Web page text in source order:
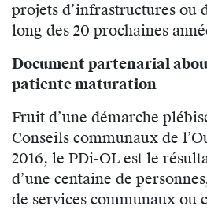
projets d’infrastructures ou
long des 20 prochaines
Document partenarial
patiente maturation
Fruit d’une démarche
Conseils communaux de
2016, le PDi-OL est le
d’une centaine de
de services communaux ou